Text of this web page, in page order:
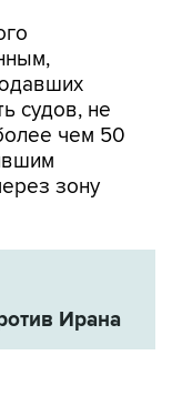
судов, не
чем 50
зону
Ирана